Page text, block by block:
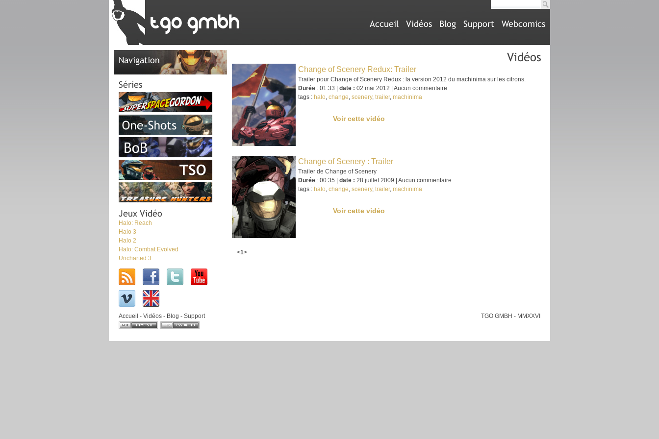
Accueil Vidéos Blog Support Webcomics
Navigation
Séries
Jeux Vidéo
Halo: Reach
Halo 3
Halo 2
Halo: Combat Evolved
Uncharted 3
Vidéos
Change of Scenery Redux: Trailer
Trailer pour Change of Scenery Redux : la version 2012 du machinima sur les citrons.
Durée : 01:33 | date : 02 mai 2012 | Aucun commentaire
tags : halo, change, scenery, trailer, machinima
Voir cette vidéo
Change of Scenery : Trailer
Trailer de Change of Scenery
Durée : 00:35 | date : 28 juillet 2009 | Aucun commentaire
tags : halo, change, scenery, trailer, machinima
Voir cette vidéo
<1>
TGO GMBH - MMXXVI
Accueil - Vidéos - Blog - Support